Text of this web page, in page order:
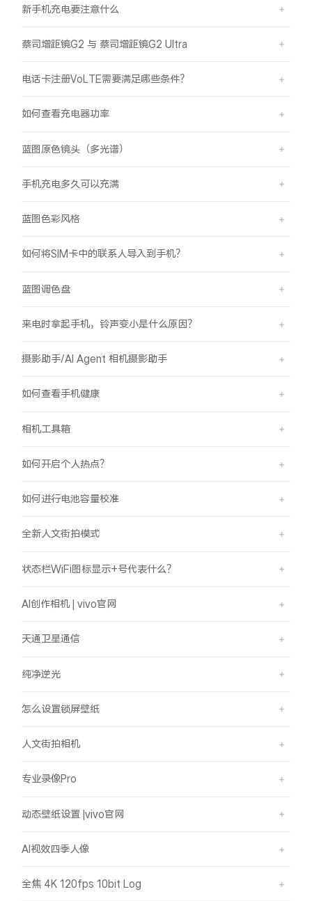
新手机充电要注意什么
蔡司增距镜G2 与 蔡司增距镜G2 Ultra
电话卡注册VoLTE需要满足哪些条件？
如何查看充电器功率
蓝图原色镜头（多光谱）
手机充电多久可以充满
蓝图色彩风格
如何将SIM卡中的联系人导入到手机？
蓝图调色盘
来电时拿起手机，铃声变小是什么原因？
摄影助手/AI Agent 相机摄影助手
如何查看手机健康
相机工具箱
如何开启个人热点？
如何进行电池容量校准
全新人文街拍模式
状态栏WiFi图标显示+号代表什么？
AI创作相机 | vivo官网
天通卫星通信
纯净逆光
怎么设置锁屏壁纸
人文街拍相机
专业录像Pro
动态壁纸设置 |vivo官网
AI视效四季人像
全焦 4K 120fps 10bit Log